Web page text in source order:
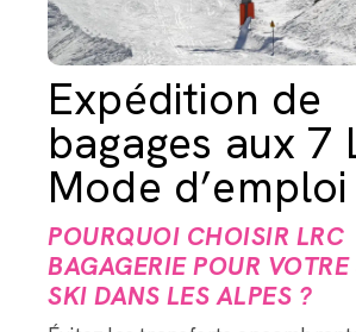
Expédition de
bagages aux 7
Mode d’emploi
POURQUOI CHOISIR LRC
BAGAGERIE POUR
SKI DANS LES ALPES ?